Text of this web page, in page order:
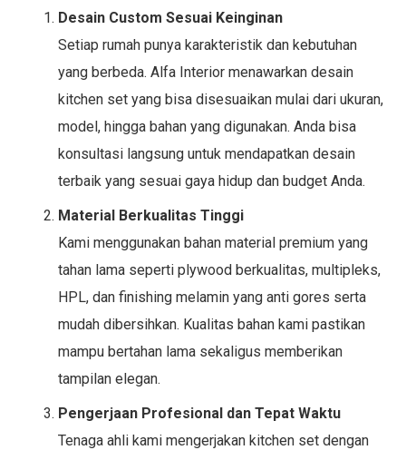
Desain Custom Sesuai Keinginan
Setiap rumah punya karakteristik dan kebutuhan
yang berbeda. Alfa Interior menawarkan desain
kitchen set yang bisa disesuaikan mulai dari ukuran,
model, hingga bahan yang digunakan. Anda bisa
konsultasi langsung untuk mendapatkan desain
terbaik yang sesuai gaya hidup dan budget Anda.
Material Berkualitas Tinggi
Kami menggunakan bahan material premium yang
tahan lama seperti plywood berkualitas, multipleks,
HPL, dan finishing melamin yang anti gores serta
mudah dibersihkan. Kualitas bahan kami pastikan
mampu bertahan lama sekaligus memberikan
tampilan elegan.
Pengerjaan Profesional dan Tepat Waktu
Tenaga ahli kami mengerjakan kitchen set dengan